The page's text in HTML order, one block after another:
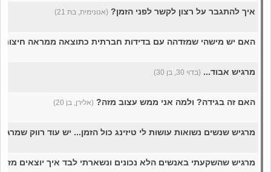
גאווה איך להתגבר על רצון לקשר לפני הזמן? (אנונימית, בת 21)
האם יש מישהי שמזדהה עם בדידות חברתית כתוצאה ממראה
מרגיש אבוד... (בדוי 30, בן 30)
האם זה בגידה? ולמה אני ממש עצוב מזה? (אלירן, בן 20)
מרגיש שנשים נשואות עושות לי טיזינג כול הזמן... יש עוד רווק
מרגיש שהשקעתי באנשים הלא נכונים ונשארתי לבד איך יוצאים